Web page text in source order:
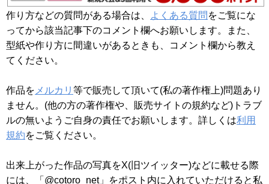
作り方などの質問がある場合は、 よくある質問 をご覧にな
ってから該当記事下のコメント欄へお願いします。また、
型紙や作り方に間違いがあるときも、コメント欄から教え
てください。
作品を メルカリ 等で販売して頂いて(私の著作権上)問題あり
ません。(他の方の著作権や、販売サイトの規約など)トラブ
ルの無いようご自身の責任でお願いします。詳しくは利用
規約をご覧ください。
出来上がった作品の写真をX(旧ツイッター)などに載せる際
には、「@cotoro_net」をポスト内に入れていただけると私